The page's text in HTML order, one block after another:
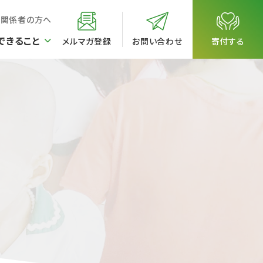
係者の方へ
きること メルマガ登録 お問い合わせ 寄付する